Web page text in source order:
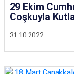
31.10.2022
29 Ekim
Coşkuyla